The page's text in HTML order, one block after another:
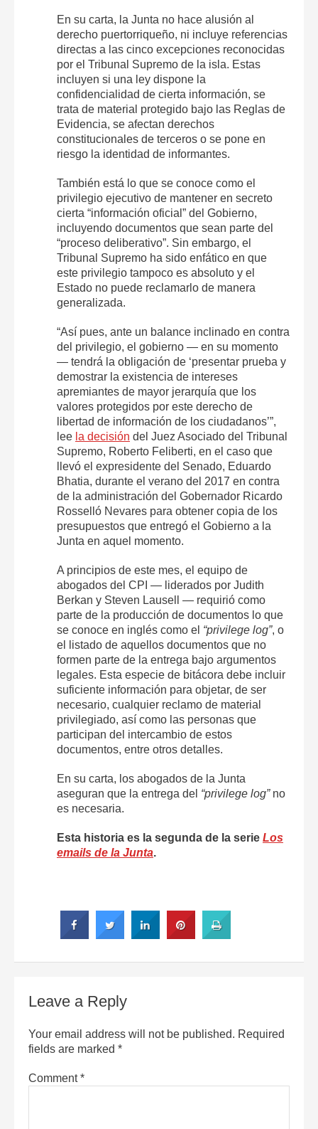
En su carta, la Junta no hace alusión al
derecho puertorriqueño, ni incluye referencias
directas a las cinco excepciones reconocidas
por el Tribunal Supremo de la isla. Estas
incluyen si una ley dispone la
confidencialidad de cierta información, se
trata de material protegido bajo las Reglas de
Evidencia, se afectan derechos
constitucionales de terceros o se pone en
riesgo la identidad de informantes.
También está lo que se conoce como el
privilegio ejecutivo de mantener en secreto
cierta “información oficial” del Gobierno,
incluyendo documentos que sean parte del
“proceso deliberativo”. Sin embargo, el
Tribunal Supremo ha sido enfático en que
este privilegio tampoco es absoluto y el
Estado no puede reclamarlo de manera
generalizada.
“Así pues, ante un balance inclinado en contra
del privilegio, el gobierno — en su momento
— tendrá la obligación de ‘presentar prueba y
demostrar la existencia de intereses
apremiantes de mayor jerarquía que los
valores protegidos por este derecho de
libertad de información de los ciudadanos’”,
lee la decisión del Juez Asociado del Tribunal
Supremo, Roberto Feliberti, en el caso que
llevó el expresidente del Senado, Eduardo
Bhatia, durante el verano del 2017 en contra
de la administración del Gobernador Ricardo
Rosselló Nevares para obtener copia de los
presupuestos que entregó el Gobierno a la
Junta en aquel momento.
A principios de este mes, el equipo de
abogados del CPI — liderados por Judith
Berkan y Steven Lausell — requirió como
parte de la producción de documentos lo que
se conoce en inglés como el “privilege log”, o
el listado de aquellos documentos que no
formen parte de la entrega bajo argumentos
legales. Esta especie de bitácora debe incluir
suficiente información para objetar, de ser
necesario, cualquier reclamo de material
privilegiado, así como las personas que
participan del intercambio de estos
documentos, entre otros detalles.
En su carta, los abogados de la Junta
aseguran que la entrega del “privilege log”no
es necesaria.
Esta historia es la segunda de la serie Los
emails de la Junta.
Leave a Reply
Your email address will not be published. Required
fields are marked *
Comment*